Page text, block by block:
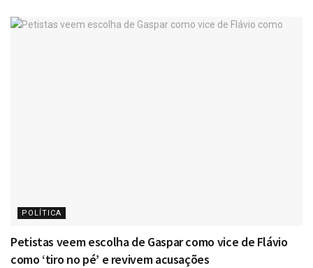
POLÍTICA
Petistas veem escolha de Gaspar como vice de Flávio
como ‘tiro no pé’ e revivem acusações